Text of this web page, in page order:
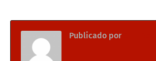
Publicado por